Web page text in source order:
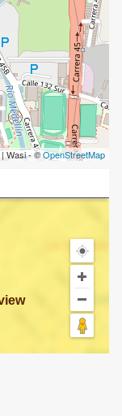
| Wasi - ©OpenStreetMap